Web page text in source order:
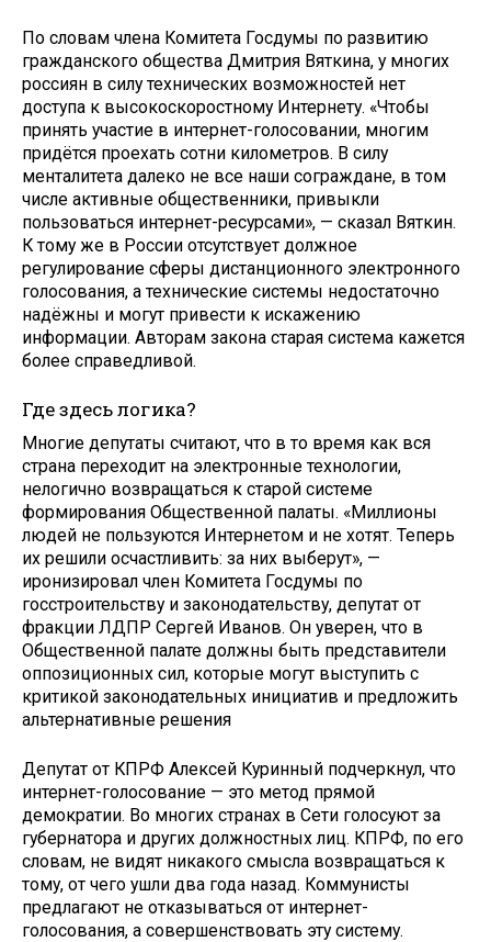
По словам члена Комитета Госдумы по развитию
гражданского общества Дмитрия Вяткина, у многих
россиян в силу технических возможностей нет
доступа к высокоскоростному Интернету. «Чтобы
принять участие в интернет-голосовании, многим
придётся проехать сотни километров. В силу
менталитета далеко не все наши сограждане, в том
числе активные общественники, привыкли
пользоваться интернет-ресурсами», — сказал Вяткин.
К тому же в России отсутствует должное
регулирование сферы дистанционного электронного
голосования, а технические системы недостаточно
надёжны и могут привести к искажению
информации. Авторам закона старая система кажется
более справедливой.
Где здесь логика?
Многие депутаты считают, что в то время как вся
страна переходит на электронные технологии,
нелогично возвращаться к старой системе
формирования Общественной палаты. «Миллионы
людей не пользуются Интернетом и не хотят. Теперь
их решили осчастливить: за них выберут», —
иронизировал член Комитета Госдумы по
госстроительству и законодательству, депутат от
фракции ЛДПР Сергей Иванов. Он уверен, что в
Общественной палате должны быть представители
оппозиционных сил, которые могут выступить с
критикой законодательных инициатив и предложить
альтернативные решения
Депутат от КПРФ Алексей Куринный подчеркнул, что
интернет-голосование — это метод прямой
демократии. Во многих странах в Сети голосуют за
губернатора и других должностных лиц. КПРФ, по его
словам, не видят никакого смысла возвращаться к
тому, от чего ушли два года назад. Коммунисты
предлагают не отказываться от интернет-
голосования, а совершенствовать эту систему.